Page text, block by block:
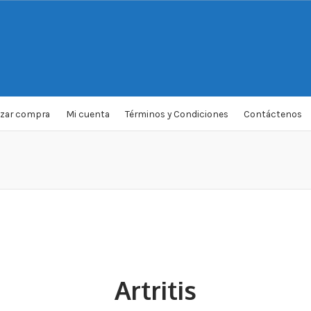
compra Mi cuenta Términos y Condiciones Contáctenos
Artritis